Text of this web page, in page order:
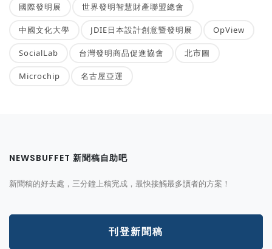
國際發明展 世界發明智慧財產聯盟總會
中國文化大學 JDIE日本設計創意暨發明展 OpView
SocialLab 台灣發明商品促進協會 北市圖
Microchip 名古屋亞運
NEWSBUFFET 新聞稿自助吧
新聞稿的好去處，三分鐘上稿完成，最快接觸最多讀者的方案！
刊登新聞稿